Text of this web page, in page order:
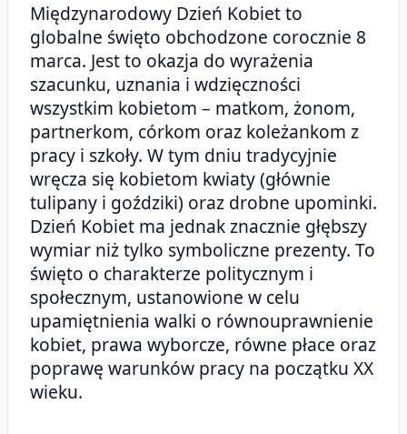
Międzynarodowy Dzień Kobiet to
globalne święto obchodzone corocznie 8
marca. Jest to okazja do wyrażenia
szacunku, uznania i wdzięczności
wszystkim kobietom – matkom, żonom,
partnerkom, córkom oraz koleżankom z
pracy i szkoły. W tym dniu tradycyjnie
wręcza się kobietom kwiaty (głównie
tulipany i goździki) oraz drobne upominki.
Dzień Kobiet ma jednak znacznie głębszy
wymiar niż tylko symboliczne prezenty. To
święto o charakterze politycznym i
społecznym, ustanowione w celu
upamiętnienia walki o równouprawnienie
kobiet, prawa wyborcze, równe płace oraz
poprawę warunków pracy na początku XX
wieku.